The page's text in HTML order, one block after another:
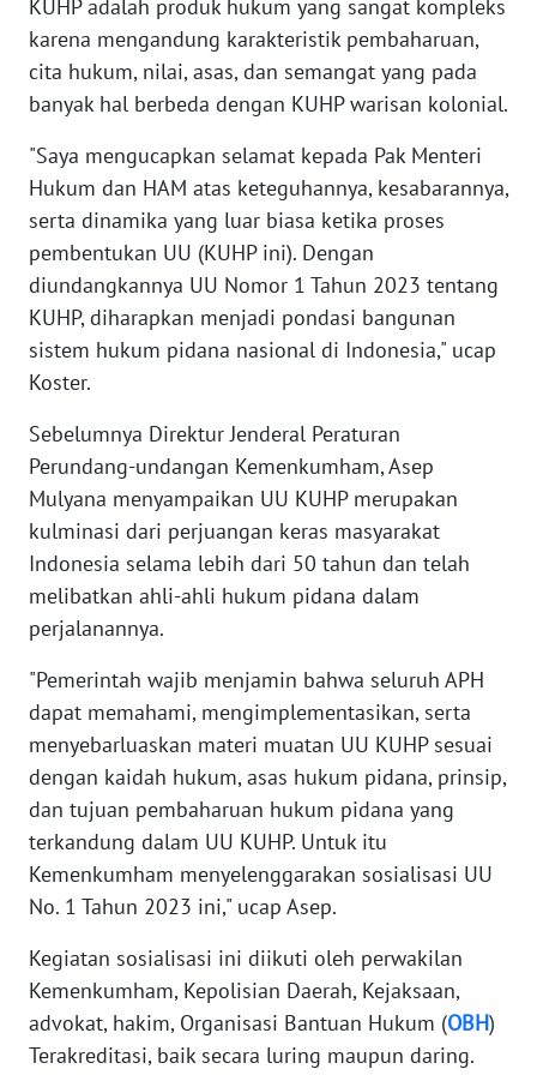
KUHP adalah produk hukum yang sangat kompleks
karena mengandung karakteristik pembaharuan,
cita hukum, nilai, asas, dan semangat yang pada
banyak hal berbeda dengan KUHP warisan kolonial.
"Saya mengucapkan selamat kepada Pak Menteri
Hukum dan HAM atas keteguhannya, kesabarannya,
serta dinamika yang luar biasa ketika proses
pembentukan UU (KUHP ini). Dengan
diundangkannya UU Nomor 1 Tahun 2023 tentang
KUHP, diharapkan menjadi pondasi bangunan
sistem hukum pidana nasional di Indonesia," ucap
Koster.
Sebelumnya Direktur Jenderal Peraturan
Perundang-undangan Kemenkumham, Asep
Mulyana menyampaikan UU KUHP merupakan
kulminasi dari perjuangan keras masyarakat
Indonesia selama lebih dari 50 tahun dan telah
melibatkan ahli-ahli hukum pidana dalam
perjalanannya.
"Pemerintah wajib menjamin bahwa seluruh APH
dapat memahami, mengimplementasikan, serta
menyebarluaskan materi muatan UU KUHP sesuai
dengan kaidah hukum, asas hukum pidana, prinsip,
dan tujuan pembaharuan hukum pidana yang
terkandung dalam UU KUHP. Untuk itu
Kemenkumham menyelenggarakan sosialisasi UU
No. 1 Tahun 2023 ini," ucap Asep.
Kegiatan sosialisasi ini diikuti oleh perwakilan
Kemenkumham, Kepolisian Daerah, Kejaksaan,
advokat, hakim, Organisasi Bantuan Hukum (OBH)
Terakreditasi, baik secara luring maupun daring.
WN
KALTARA
KALSEL
WN
KALTIM
WN
SULSEL
GORONTALO
WN
SULUT
WN
MALUKU
WN
WN
DAIRI
WN
DANAU
TOBA
WN
NIAS
WN